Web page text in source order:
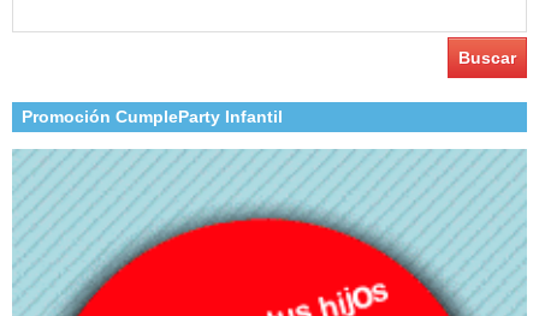
Promoción CumpleParty Infantil